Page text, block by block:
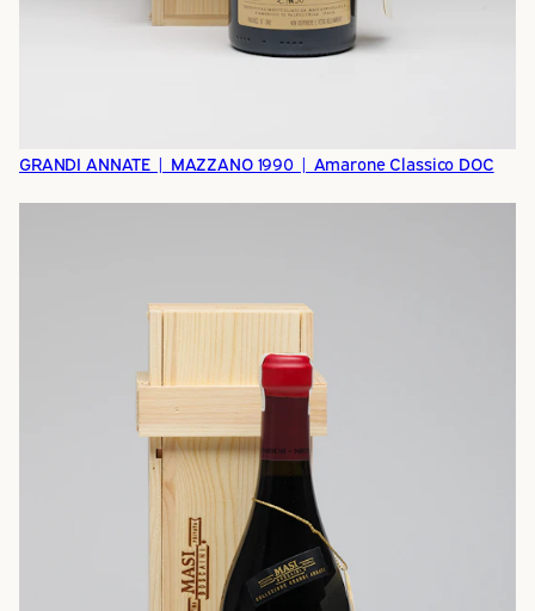
GRANDI ANNATE | MAZZANO 1990 | Amarone Classico DOC